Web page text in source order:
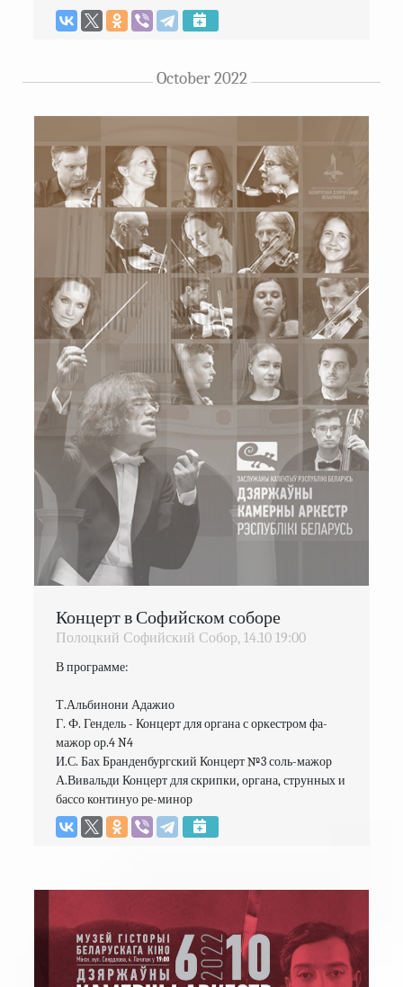
October 2022
Концерт в Софийском соборе
Полоцкий Софийский Собор, 14.10 19:00
В программе:
Т.Альбинони Адажио
Г. Ф. Гендель - Концерт для органа с оркестром фа-
мажор ор.4 N4
И.С. Бах Бранденбургский Концерт №3 соль-мажор
А.Вивальди Концерт для скрипки, органа, струнных и